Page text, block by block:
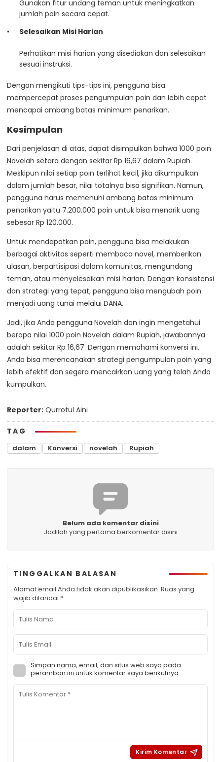
Gunakan fitur undang teman untuk meningkatkan
jumlah poin secara cepat.
Selesaikan Misi Harian
Perhatikan misi harian yang disediakan dan selesaikan
sesuai instruksi.
Dengan mengikuti tips-tips ini, pengguna bisa
mempercepat proses pengumpulan poin dan lebih cepat
mencapai ambang batas minimum penarikan.
Kesimpulan
Dari penjelasan di atas, dapat disimpulkan bahwa 1000 poin
Novelah setara dengan sekitar Rp 16,67 dalam Rupiah.
Meskipun nilai setiap poin terlihat kecil, jika dikumpulkan
dalam jumlah besar, nilai totalnya bisa signifikan. Namun,
pengguna harus memenuhi ambang batas minimum
penarikan yaitu 7.200.000 poin untuk bisa menarik uang
sebesar Rp 120.000.
Untuk mendapatkan poin, pengguna bisa melakukan
berbagai aktivitas seperti membaca novel, memberikan
ulasan, berpartisipasi dalam komunitas, mengundang
teman, atau menyelesaikan misi harian. Dengan konsistensi
dan strategi yang tepat, pengguna bisa mengubah poin
menjadi uang tunai melalui DANA.
Jadi, jika Anda pengguna Novelah dan ingin mengetahui
berapa nilai 1000 poin Novelah dalam Rupiah, jawabannya
adalah sekitar Rp 16,67. Dengan memahami konversi ini,
Anda bisa merencanakan strategi pengumpulan poin yang
lebih efektif dan segera mencairkan uang yang telah Anda
kumpulkan.
Reporter: Qurrotul Aini
TAG
dalam Konversi novelah Rupiah
Belum ada komentar disini
Jadilah yang pertama berkomentar disini
TINGGALKAN BALASAN
Alamat email Anda tidak akan dipublikasikan. Ruas yang
wajib ditandai *
Simpan nama, email, dan situs web saya pada
peramban ini untuk komentar saya berikutnya.